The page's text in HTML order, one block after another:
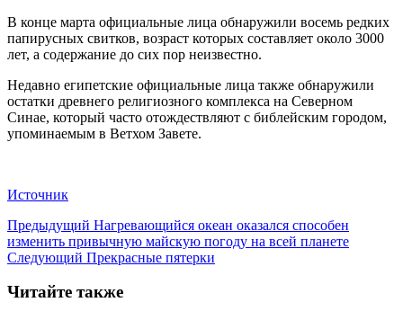
В конце марта официальные лица обнаружили восемь редких
папирусных свитков, возраст которых составляет около 3000
лет, а содержание до сих пор неизвестно.
Недавно египетские официальные лица также обнаружили
остатки древнего религиозного комплекса на Северном
Синае, который часто отождествляют с библейским городом,
упоминаемым в Ветхом Завете.
Источник
Предыдущий Нагревающийся океан оказался способен
изменить привычную майскую погоду на всей планете
Следующий Прекрасные пятерки
Читайте также